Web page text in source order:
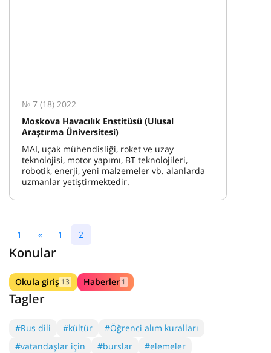
№ 7 (18) 2022
Moskova Havacılık Enstitüsü (Ulusal
Araştırma Üniversitesi)
MAI, uçak mühendisliği, roket ve uzay
teknolojisi, motor yapımı, BT teknolojileri,
robotik, enerji, yeni malzemeler vb. alanlarda
uzmanlar yetiştirmektedir.
1 « 1 2
Konular
Okula giriş 13 Haberler 1
Tagler
#Rus dili #kültür
#Öğrenci alım kuralları
#vatandaşlar için
#burslar #elemeler